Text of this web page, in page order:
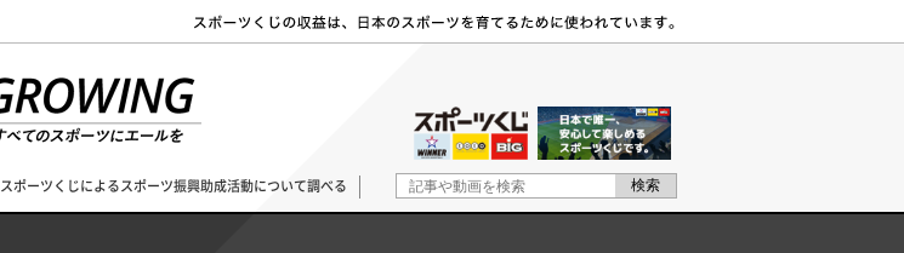
スポーツくじによるスポーツ振興助成活動について調べる